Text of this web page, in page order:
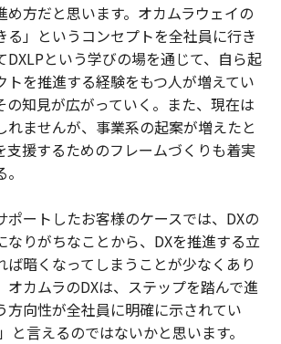
方だと思います。オカムラウェイの
る」というコンセプトを全社員に行き
DXLPという学びの場を通じて、自ら起
トを推進する経験をもつ人が増えてい
の知見が広がっていく。また、現在は
れませんが、事業系の起案が増えたと
支援するためのフレームづくりも着実
ポートしたお客様のケースでは、DXの
なりがちなことから、DXを推進する立
ば暗くなってしまうことが少なくあり
オカムラのDXは、ステップを踏んで進
方向性が全社員に明確に示されてい
と言えるのではないかと思います。